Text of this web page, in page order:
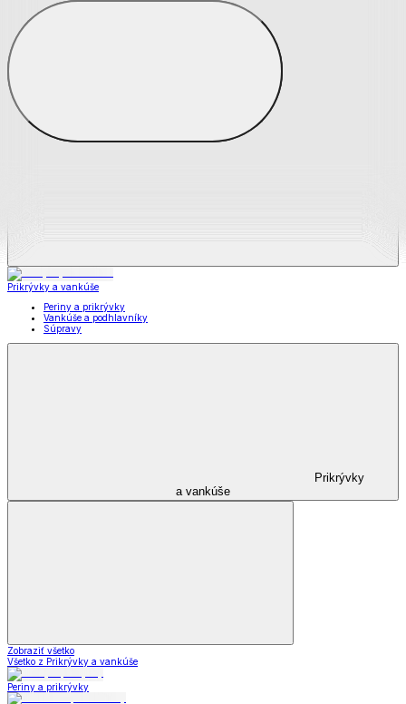
Zobraziť všetko
Všetko z Matrace a matracové chrániče
Matrace
Chrániče na matrace
Prikrývky a vankúše
Periny a prikrývky
Vankúše a podhlavníky
Súpravy
Prikrývky
a vankúše
Zobraziť všetko
Všetko z Prikrývky a vankúše
Periny a prikrývky